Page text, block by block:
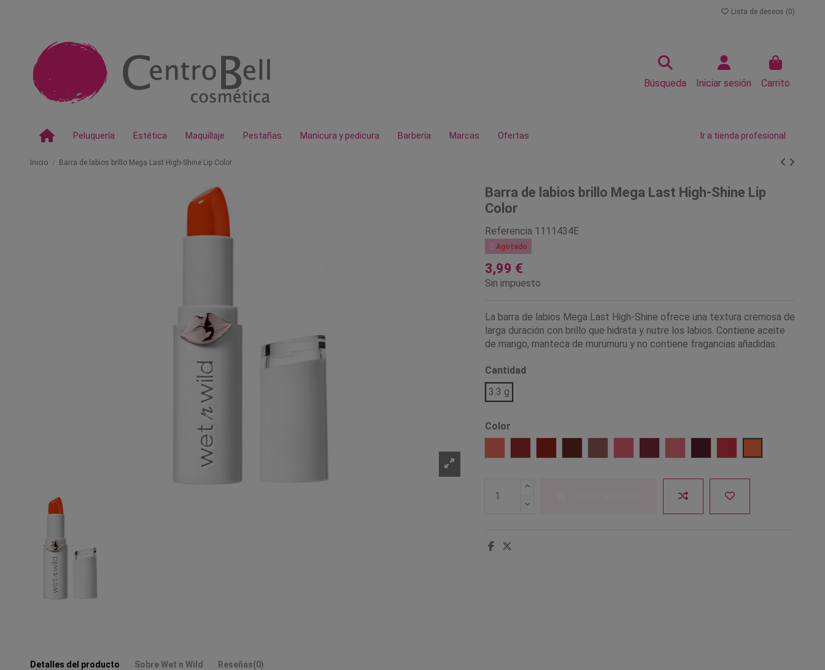
Lista de deseos (0)
Búsqueda Iniciar sesión Carrito
Peluquería Estética Maquillaje Pestañas Manicura y pedicura Barbería Marcas Ofertas Ir a tienda profesional
Inicio Barra de labios brillo Mega Last High-Shine Lip Color
Barra de labios brillo Mega Last High-Shine Lip
Color
Referencia 1111434E
Agotado
3,99 €
Sin impuesto
La barra de labios Mega Last High-Shine ofrece una textura cremosa de
larga duración con brillo que hidrata y nutre los labios. Contiene aceite
de mango, manteca de murumuru y no contiene fragancias añadidas.
Cantidad
3.3 g
Color
Detalles del producto Sobre Wet n Wild Reseñas(0)